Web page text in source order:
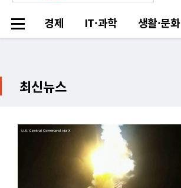
경제 IT·과학 생활·문화
최신뉴스